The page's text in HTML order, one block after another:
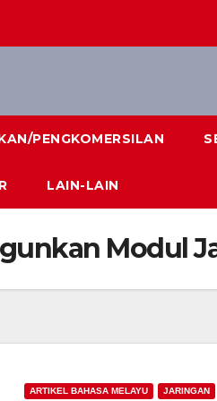
PENGKOMERSILAN
LAIN-LAIN
Modul
ARTIKEL BAHASA MELAYU JARINGAN